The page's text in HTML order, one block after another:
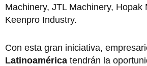
Machinery, JTL Machinery, Hopak
Keenpro Industry.
Con esta gran iniciativa,
Latinoamérica tendrán la